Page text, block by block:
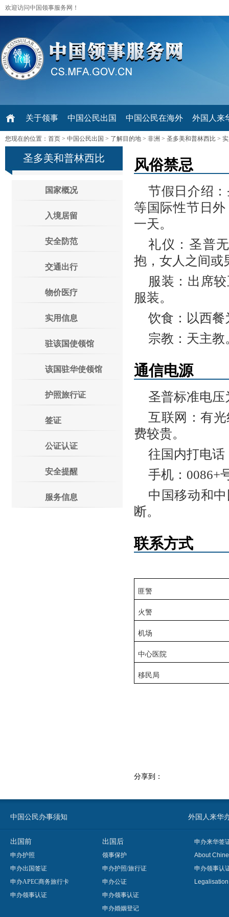
欢迎访问中国领事服务网！
关于领事 中国公民出国 中国公民在海外 外国人来
您现在的位置： 首页 > 中国公民出国 > 了解目的地 > 非洲 > 圣多美和普林西比 >
圣多美和普林西比
国家概况
入境居留
安全防范
交通出行
物价医疗
实用信息
驻该国使领馆
该国驻华使领馆
护照旅行证
签证
公证认证
安全提醒
服务信息
风俗禁忌
节假日介绍
等国际性节日
一天。
礼仪：圣普
抱，女人之间或
服装：出席
服装。
饮食：以西
宗教：天主教
通信电源
圣普标准电
互联网：有
费较贵。
往国内打电话
手机：0086+
中国移动和
断。
联系方式
匪警
火警
机场
中心医院
移民局
分享到：
中国公民办事须知 外国人来华
出国前
申办护照
申办出国签证
申办APEC商务旅行卡
申办领事认证
出国后
领事保护
申办护照/旅行证
申办公证
申办领事认证
申办婚姻登记
申办来华签
About
申办领事认